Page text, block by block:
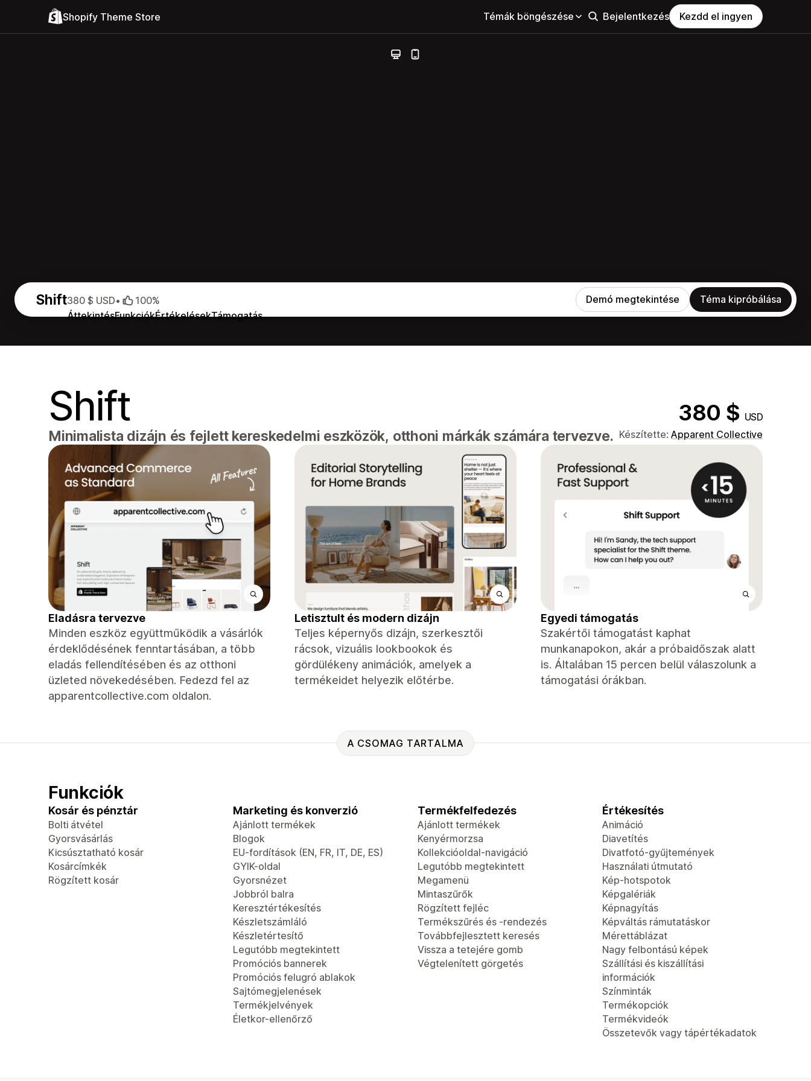
Shopify Theme Store Témák böngészése Bejelentkezés Kezdd el ingyen
Shift
ÁttekintésFunkciókÉrtékelésekTámogatás
380 $ USD• 100% Demó megtekintése Téma kipróbálása
Shift 380 $ USD
Minimalista dizájn és fejlett kereskedelmi eszközök, otthoni márkák számára tervezve. Készítette: Apparent Collective
Eladásra tervezve
Minden eszköz együttműködik a vásárlók
érdeklődésének fenntartásában, a több
eladás fellendítésében és az otthoni
üzleted növekedésében. Fedezd fel az
apparentcollective.com oldalon.
Letisztult és modern dizájn
Teljes képernyős dizájn, szerkesztői
rácsok, vizuális lookbookok és
gördülékeny animációk, amelyek a
termékeidet helyezik előtérbe.
Egyedi támogatás
Szakértői támogatást kaphat
munkanapokon, akár a próbaidőszak alatt
is. Általában 15 percen belül válaszolunk a
támogatási órákban.
A CSOMAG TARTALMA
Funkciók
Kosár és pénztár
Bolti átvétel
Gyorsvásárlás
Kicsúsztatható kosár
Kosárcímkék
Rögzített kosár
Marketing és konverzió
Ajánlott termékek
Blogok
EU-fordítások (EN, FR, IT, DE, ES)
GYIK-oldal
Gyorsnézet
Jobbról balra
Keresztértékesítés
Készletszámláló
Készletértesítő
Legutóbb megtekintett
Promóciós bannerek
Promóciós felugró ablakok
Sajtómegjelenések
Termékjelvények
Életkor-ellenőrző
Termékfelfedezés
Ajánlott termékek
Kenyérmorzsa
Kollekcióoldal-navigáció
Legutóbb megtekintett
Megamenü
Mintaszűrők
Rögzített fejléc
Termékszűrés és -rendezés
Továbbfejlesztett keresés
Vissza a tetejére gomb
Végtelenített görgetés
Értékesítés
Animáció
Diavetítés
Divatfotó-gyűjtemények
Használati útmutató
Kép-hotspotok
Képgalériák
Képnagyítás
Képváltás rámutatáskor
Mérettáblázat
Nagy felbontású képek
Szállítási és kiszállítási
információk
Színminták
Termékopciók
Termékvideók
Összetevők vagy tápértékadatok